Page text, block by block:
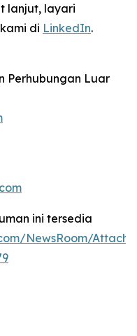
lanjut, layari
di LinkedIn.
Perhubungan Luar
ini tersedia
NewsRoom/